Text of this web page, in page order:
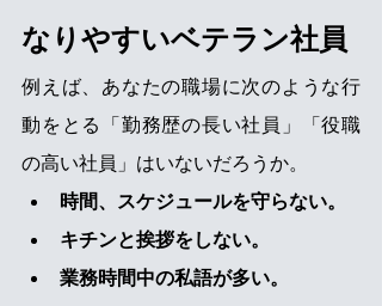
なりやすいベテラン社員
例えば、あなたの職場に次のような行
動をとる「勤務歴の長い社員」「役職
の高い社員」はいないだろうか。
時間、スケジュールを守らない。
キチンと挨拶をしない。
業務時間中の私語が多い。